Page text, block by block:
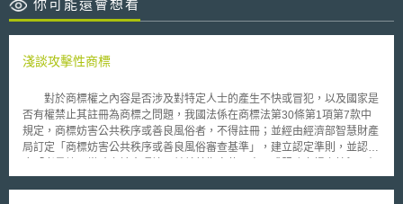
你可能還會想看
淺談攻擊性商標
對於商標權之內容是否涉及對特定人士的產生不快或冒犯，以及國家是
否有權禁止其註冊為商標之問題，我國法係在商標法第30條第1項第7款中
規定，商標妨害公共秩序或善良風俗者，不得註冊；並經由經濟部智慧財產
局訂定「商標妨害公共秩序或善良風俗審查基準」，建立認定準則，並認為
關公眾之認知等因素綜合判斷」。 而在美國法中，亦有 Lee v. Tam一